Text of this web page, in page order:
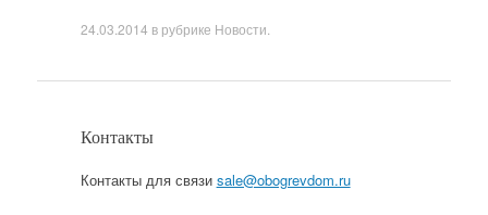
24.03.2014 в рубрике Новости
Контакты
Контакты для связи sale@obogrevdom.ru